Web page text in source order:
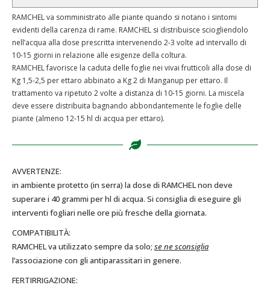
RAMCHEL va somministrato alle piante quando si notano i sintomi
evidenti della carenza di rame. RAMCHEL si distribuisce sciogliendolo
nell’acqua alla dose prescritta intervenendo 2-3 volte ad intervallo di
10-15 giorni in relazione alle esigenze della coltura.
RAMCHEL favorisce la caduta delle foglie nei vivai frutticoli alla dose di
Kg 1,5-2,5 per ettaro abbinato a Kg 2 di Manganup per ettaro. Il
trattamento va ripetuto 2 volte a distanza di 10-15 giorni. La miscela
deve essere distribuita bagnando abbondantemente le foglie delle
piante (almeno 12-15 hl di acqua per ettaro).
AVVERTENZE:
in ambiente protetto (in serra) la dose di RAMCHEL non deve
superare i 40 grammi per hl di acqua. Si consiglia di eseguire gli
interventi fogliari nelle ore più fresche della giornata.
COMPATIBILITÀ:
RAMCHEL va utilizzato sempre da solo; se ne sconsiglia
l’associazione con gli antiparassitari in genere.
FERTIRRIGAZIONE: